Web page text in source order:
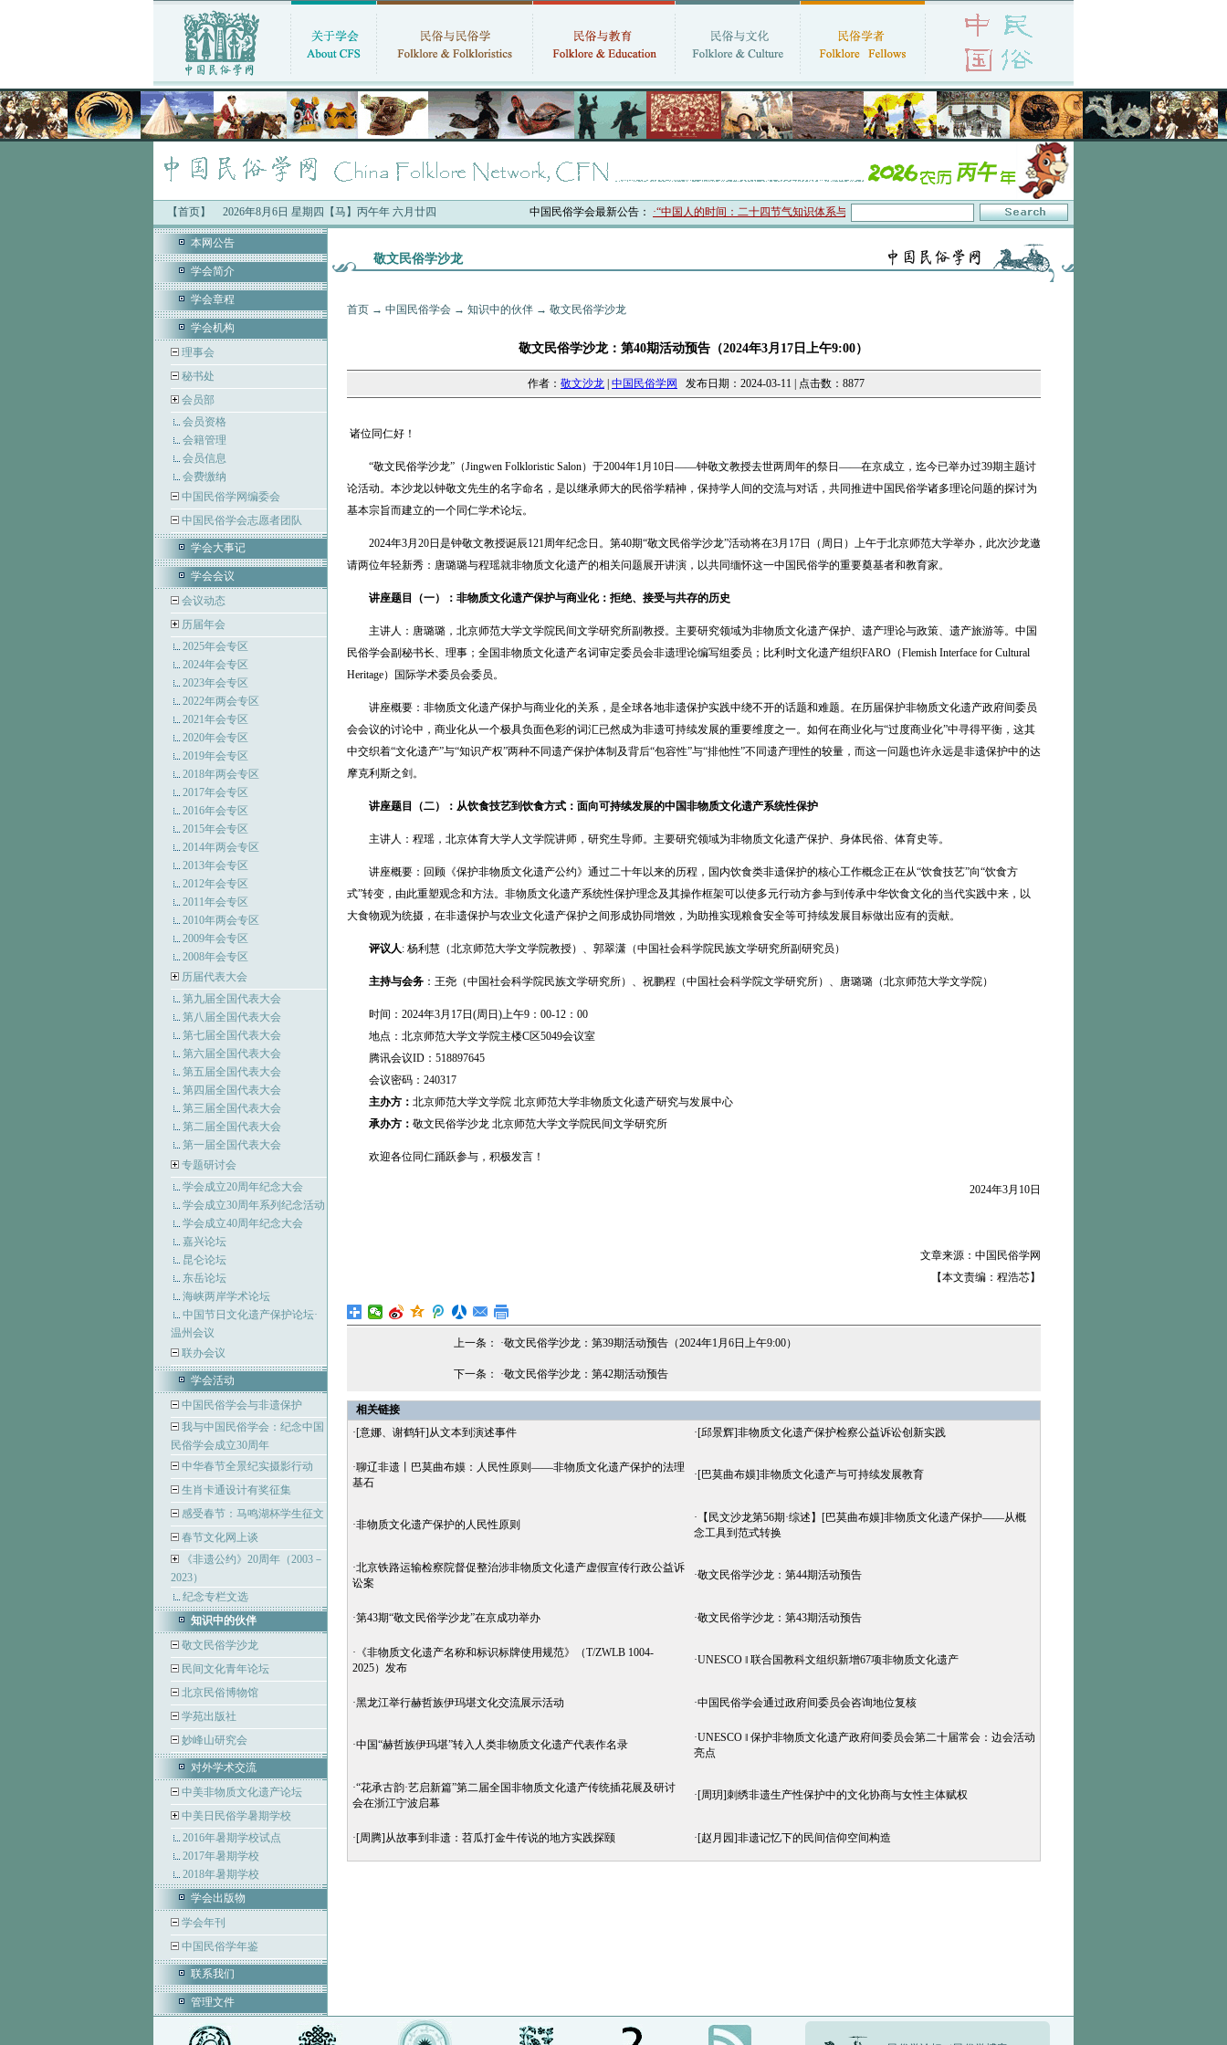
【首页】 2026年8月6日 星期四【马】丙午年 六月廿四 中国民俗学会最新公告：·“中国人的时间：二十四节气知识体系与数字叙事”研讨会在京召开 ·中国民俗学会第十一届代表大会暨2026年年会征文启事
本网公告
学会简介
学会章程
学会机构
理事会
秘书处
会员部
会员资格
会籍管理
会员信息
会费缴纳
中国民俗学网编委会
中国民俗学会志愿者团队
学会大事记
学会会议
会议动态
历届年会
2025年会专区
2024年会专区
2023年会专区
2022年两会专区
2021年会专区
2020年会专区
2019年会专区
2018年两会专区
2017年会专区
2016年会专区
2015年会专区
2014年两会专区
2013年会专区
2012年会专区
2011年会专区
2010年两会专区
2009年会专区
2008年会专区
历届代表大会
第九届全国代表大会
第八届全国代表大会
第七届全国代表大会
第六届全国代表大会
第五届全国代表大会
第四届全国代表大会
第三届全国代表大会
第二届全国代表大会
第一届全国代表大会
专题研讨会
学会成立20周年纪念大会
学会成立30周年系列纪念活动
学会成立40周年纪念大会
嘉兴论坛
昆仑论坛
东岳论坛
海峡两岸学术论坛
中国节日文化遗产保护论坛·
温州会议
联办会议
学会活动
中国民俗学会与非遗保护
我与中国民俗学会：纪念中国
民俗学会成立30周年
中华春节全景纪实摄影行动
生肖卡通设计有奖征集
感受春节：马鸣湖杯学生征文
春节文化网上谈
《非遗公约》20周年（2003－
2023）
纪念专栏文选
知识中的伙伴
敬文民俗学沙龙
民间文化青年论坛
北京民俗博物馆
学苑出版社
妙峰山研究会
对外学术交流
中美非物质文化遗产论坛
中美日民俗学暑期学校
2016年暑期学校试点
2017年暑期学校
2018年暑期学校
学会出版物
学会年刊
中国民俗学年鉴
联系我们
管理文件
敬文民俗学沙龙
首页→ 中国民俗学会→ 知识中的伙伴→ 敬文民俗学沙龙
敬文民俗学沙龙：第40期活动预告（2024年3月17日上午9:00）
作者： 敬文沙龙 中国民俗学网 发布日期：2024-03-11 | 点击数：8877
诸位同仁好！
“敬文民俗学沙龙”（Jingwen Folkloristic Salon）于2004年1月10日——钟敬文教授去世两周年的祭日——在京成立，迄今已举办过39期主题讨
论活动。本沙龙以钟敬文先生的名字命名，是以继承师大的民俗学精神，保持学人间的交流与对话，共同推进中国民俗学诸多理论问题的探讨为
基本宗旨而建立的一个同仁学术论坛。
2024年3月20日是钟敬文教授诞辰121周年纪念日。第40期“敬文民俗学沙龙”活动将在3月17日（周日）上午于北京师范大学举办，此次沙龙邀
请两位年轻新秀：唐璐璐与程瑶就非物质文化遗产的相关问题展开讲演，以共同缅怀这一中国民俗学的重要奠基者和教育家。
讲座题目（一）：非物质文化遗产保护与商业化：拒绝、接受与共存的历史
主讲人：唐璐璐，北京师范大学文学院民间文学研究所副教授。主要研究领域为非物质文化遗产保护、遗产理论与政策、遗产旅游等。中国
民俗学会副秘书长、理事；全国非物质文化遗产名词审定委员会非遗理论编写组委员；比利时文化遗产组织FARO（Flemish Interface for Cultural
Heritage）国际学术委员会委员。
讲座概要：非物质文化遗产保护与商业化的关系，是全球各地非遗保护实践中绕不开的话题和难题。在历届保护非物质文化遗产政府间委员
会会议的讨论中，商业化从一个极具负面色彩的词汇已然成为非遗可持续发展的重要维度之一。如何在商业化与“过度商业化”中寻得平衡，这其
中交织着“文化遗产”与“知识产权”两种不同遗产保护体制及背后“包容性”与“排他性”不同遗产理性的较量，而这一问题也许永远是非遗保护中的达
摩克利斯之剑。
讲座题目（二）：从饮食技艺到饮食方式：面向可持续发展的中国非物质文化遗产系统性保护
主讲人：程瑶，北京体育大学人文学院讲师，研究生导师。主要研究领域为非物质文化遗产保护、身体民俗、体育史等。
讲座概要：回顾《保护非物质文化遗产公约》通过二十年以来的历程，国内饮食类非遗保护的核心工作概念正在从“饮食技艺”向“饮食方
式”转变，由此重塑观念和方法。非物质文化遗产系统性保护理念及其操作框架可以使多元行动方参与到传承中华饮食文化的当代实践中来，以
大食物观为统摄，在非遗保护与农业文化遗产保护之间形成协同增效，为助推实现粮食安全等可持续发展目标做出应有的贡献。
评议人: 杨利慧（北京师范大学文学院教授）、郭翠潇（中国社会科学院民族文学研究所副研究员）
主持与会务：王尧（中国社会科学院民族文学研究所）、祝鹏程（中国社会科学院文学研究所）、唐璐璐（北京师范大学文学院）
时间：2024年3月17日(周日)上午9：00-12：00
地点：北京师范大学文学院主楼C区5049会议室
腾讯会议ID：518897645
会议密码：240317
主办方： 北京师范大学文学院 北京师范大学非物质文化遗产研究与发展中心
承办方： 敬文民俗学沙龙 北京师范大学文学院民间文学研究所
欢迎各位同仁踊跃参与，积极发言！
2024年3月10日
文章来源：中国民俗学网
【本文责编：程浩芯】
上一条： ·敬文民俗学沙龙：第39期活动预告（2024年1月6日上午9:00）
下一条： ·敬文民俗学沙龙：第42期活动预告
相关链接
·[意娜、谢鹤轩]从文本到演述事件 ·[邱景辉]非物质文化遗产保护检察公益诉讼创新实践
·聊辽非遗丨巴莫曲布嫫：人民性原则——非物质文化遗产保护的法理
基石
·[巴莫曲布嫫]非物质文化遗产与可持续发展教育
·非物质文化遗产保护的人民性原则
· 【民文沙龙第56期·综述】[巴莫曲布嫫]非物质文化遗产保护——从概
念工具到范式转换
·北京铁路运输检察院督促整治涉非物质文化遗产虚假宣传行政公益诉
讼案
·敬文民俗学沙龙：第44期活动预告
·第43期“敬文民俗学沙龙”在京成功举办 ·敬文民俗学沙龙：第43期活动预告
· 《非物质文化遗产名称和标识标牌使用规范》（T/ZWLB 1004-
2025）发布
·UNESCO ‖ 联合国教科文组织新增67项非物质文化遗产
·黑龙江举行赫哲族伊玛堪文化交流展示活动 ·中国民俗学会通过政府间委员会咨询地位复核
·中国“赫哲族伊玛堪”转入人类非物质文化遗产代表作名录
·UNESCO ‖ 保护非物质文化遗产政府间委员会第二十届常会：边会活动
亮点
·“花承古韵·艺启新篇”第二届全国非物质文化遗产传统插花展及研讨
会在浙江宁波启幕
·[周玥]刺绣非遗生产性保护中的文化协商与女性主体赋权
·[周腾]从故事到非遗：苕瓜打金牛传说的地方实践探颐 ·[赵月园]非遗记忆下的民间信仰空间构造